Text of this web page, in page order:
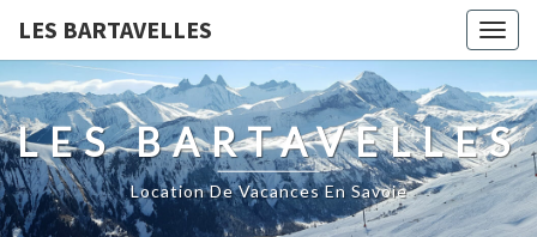
LES BARTAVELLES
LES BARTAVELLES
Location De Vacances En Savoie